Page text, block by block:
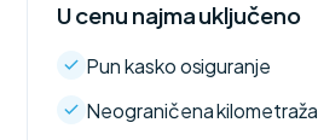
U cenu najma uključeno
Pun kasko osiguranje
Neograničena kilometraža